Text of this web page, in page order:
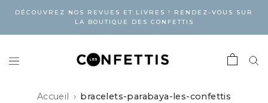
DÉCOUVREZ NOS REVUES ET LIVRES ! RENDEZ-VOUS SUR
LA BOUTIQUE DES CONFETTIS
Accueil bracelets-parabaya-les-confettis